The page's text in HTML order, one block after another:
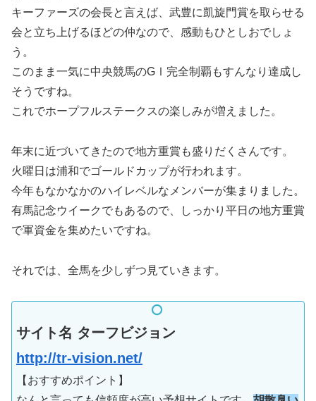
キーファーズの会長と言えば、武豊に凱旋門賞を取らせる
会と立ち上げるほどの仲なので、感動もひとしおでしょ
う。
このまま一気に中央競馬のGⅠ完全制覇もすんなり達成し
そうですね。
これでホープフルステークスの楽しみが増えました。
年末に近づいてきたので地方重賞も盛りだくさんです。
火曜日は浦和でゴールドカップが行われます。
今年もなかなかのハイレベルなメンバーが集まりました。
有馬記念ウイークでもあるので、しっかり平日の地方重賞
で軍資金を集めたいですね。
それでは、全馬を少しずつ見ていきます。
サイト名 ターフビジョン
http://tr-vision.net/
【おすすめポイント】